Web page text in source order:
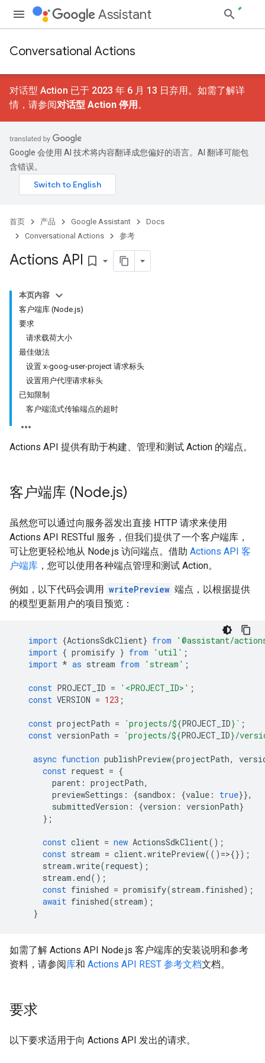
Assistant
Conversational Actions
对话型 Action 已于 2023 年 6 月 13 日弃用。如需了解详
情，请参阅对话型 Action 停用 。
Google 会使用 AI 技术将内容翻译成您偏好的语言。AI 翻译可能包
含错误。
首页 产品 Google Assistant
Docs
Conversational Actions
参考
Actions API bookmark_border
本页内容
客户端库 (Node.js)
要求
请求载荷大小
最佳做法
设置 x-goog-user-project 请求标头
设置用户代理请求标头
已知限制
客户端流式传输端点的超时
Actions API 提供有助于构建、管理和测试 Action 的端点。
客户端库 (Node.js)
虽然您可以通过向服务器发出直接 HTTP 请求来使用
Actions API RESTful 服务，但我们提供了一个客户端库，
可让您更轻松地从 Node.js 访问端点。借助 Actions API 客
户端库 ，您可以使用各种端点管理和测试 Action。
例如，以下代码会调用 writePreview 端点，以根据提供
的模型更新用户的项目预览：
import {ActionsSdkClient} from
'@assistant/
import { promisify } from 'util' ;
import * as stream from 'stream' ;
const PROJECT_ID = '<PROJECT_ID>' ;
const VERSION = 123 ;
const projectPath = `projects/${PROJECT_ID} ` ;
const versionPath = `projects/${PROJECT_ID}/
async function publishPreview(projectPath,
const request = {
parent : projectPath,
previewSettings : {sandbox : {value : true}},
submittedVersion : {version : versionPath}
};
const client = new ActionsSdkClient();
const stream = client.writePreview(() =>{});
stream .write(request);
stream . end();
const finished = promisify(stream . finished);
await finished(stream);
}
如需了解 Actions API Node.js 客户端库的安装说明和参考
资料，请参阅库和 Actions API REST 参考文档文档。
要求
以下要求适用于向 Actions API 发出的请求。